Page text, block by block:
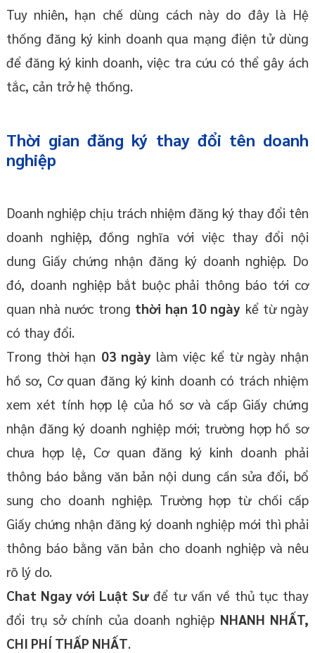
Tuy nhiên, hạn chế dùng cách này do đây là Hệ
thống đăng ký kinh doanh qua mạng điện tử dùng
để đăng ký kinh doanh, việc tra cứu có thể gây ách
tắc, cản trở hệ thống.
Thời gian đăng ký thay đổi tên doanh
nghiệp
Doanh nghiệp chịu trách nhiệm đăng ký thay đổi tên
doanh nghiệp, đồng nghĩa với việc thay đổi nội
dung Giấy chứng nhận đăng ký doanh nghiệp. Do
đó, doanh nghiệp bắt buộc phải thông báo tới cơ
quan nhà nước trong thời hạn 10 ngày kể từ ngày
có thay đổi.
Trong thời hạn 03 ngày làm việc kể từ ngày nhận
hồ sơ, Cơ quan đăng ký kinh doanh có trách nhiệm
xem xét tính hợp lệ của hồ sơ và cấp Giấy chứng
nhận đăng ký doanh nghiệp mới; trường hợp hồ sơ
chưa hợp lệ, Cơ quan đăng ký kinh doanh phải
thông báo bằng văn bản nội dung cần sửa đổi, bổ
sung cho doanh nghiệp. Trường hợp từ chối cấp
Giấy chứng nhận đăng ký doanh nghiệp mới thì phải
thông báo bằng văn bản cho doanh nghiệp và nêu
rõ lý do.
Chat Ngay với Luật Sưđể tư vấn về thủ tục thay
đổi trụ sở chính của doanh nghiệp NHANH NHẤT,
CHI PHÍ THẤP NHẤT.